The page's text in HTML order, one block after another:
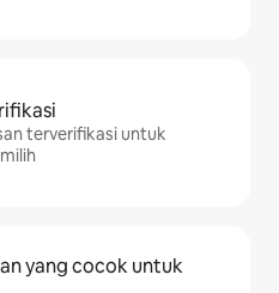
terverifikasi untuk
yang cocok untuk